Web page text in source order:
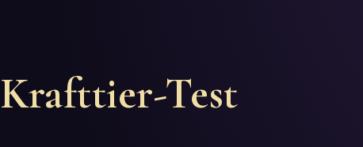
Krafttier-Test